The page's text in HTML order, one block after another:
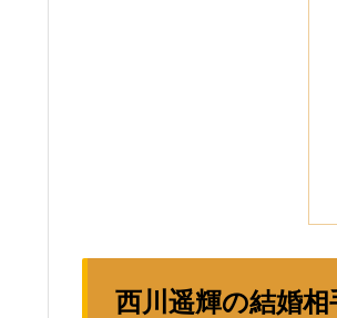
西川遥輝の結婚